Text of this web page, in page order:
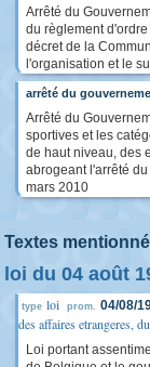
Arrêté du
du règlement
décret de la
l'organisation et le
arrêté du
Arrêté du
sportives et les
de haut niveau, des
abrogeant l'arrêté
mars 2010
Textes
loi du 04 août
type loi prom. 04/08/
des affaires etrangeres,
Loi portant